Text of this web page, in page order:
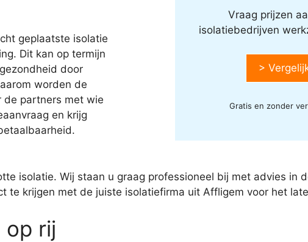
geplaatste isolatie
Dit kan op termijn
door
worden de
de partners met wie
en krijg
Vraag prijzen
isolatiebedrijven
>
Gratis en zonder
isolatie. Wij staan u graag professioneel bij met advies in
te krijgen met de juiste isolatiefirma uit Affligem voor het
op rij